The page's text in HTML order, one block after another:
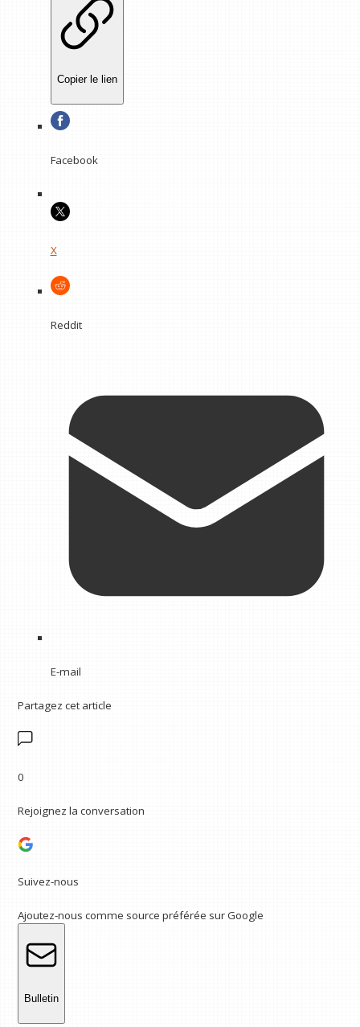
Copier le lien
Facebook
X
Reddit
E-mail
Partagez cet article
0
Rejoignez la conversation
Suivez-nous
Ajoutez-nous comme source préférée sur Google
Bulletin